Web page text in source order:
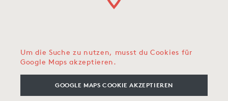
Um die Suche zu nutzen, musst du Cookies für
Google Maps akzeptieren.
GOOGLE MAPS COOKIE AKZEPTIEREN